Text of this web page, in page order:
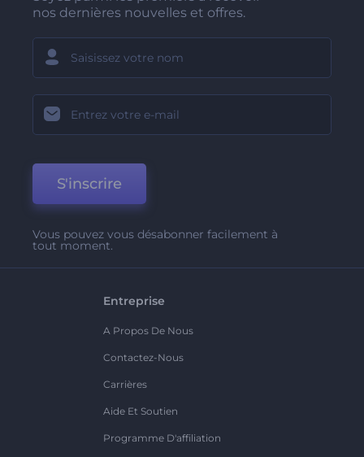
nos dernières nouvelles et offres.
S'inscrire
Vous pouvez vous désabonner facilement à
tout moment.
Entreprise
A Propos De Nous
Contactez-Nous
Carrières
Aide Et Soutien
Programme D'affiliation